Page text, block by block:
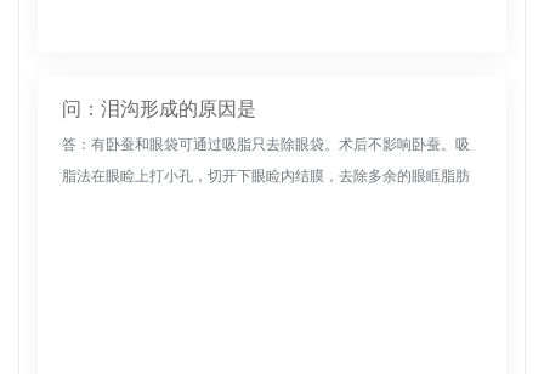
问：泪沟形成的原因是
答：有卧蚕和眼袋可通过吸脂只去除眼袋。术后不影响卧蚕。吸
脂法在眼睑上打小孔，切开下眼睑内结膜，去除多余的眼眶脂肪